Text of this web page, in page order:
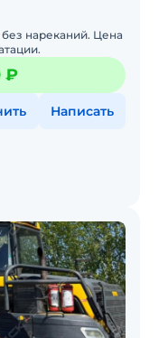
нареканий. Цена
₽
Написать